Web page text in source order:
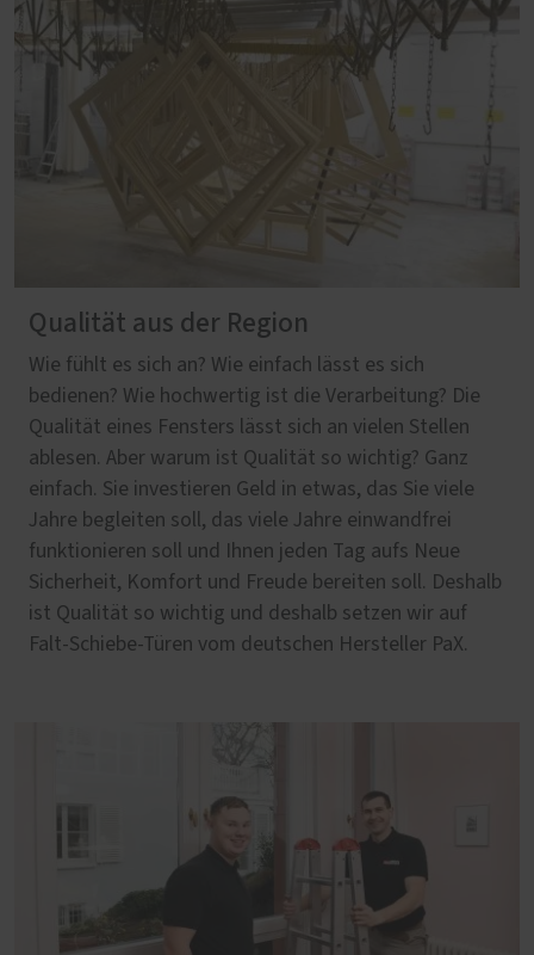
Qualität aus der Region
Wie fühlt es sich an? Wie einfach lässt es sich
bedienen? Wie hochwertig ist die Verarbeitung? Die
Qualität eines Fensters lässt sich an vielen Stellen
ablesen. Aber warum ist Qualität so wichtig? Ganz
einfach. Sie investieren Geld in etwas, das Sie viele
Jahre begleiten soll, das viele Jahre einwandfrei
funktionieren soll und Ihnen jeden Tag aufs Neue
Sicherheit, Komfort und Freude bereiten soll. Deshalb
ist Qualität so wichtig und deshalb setzen wir auf
Falt-Schiebe-Türen vom deutschen Hersteller PaX.